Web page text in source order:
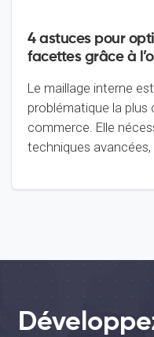
4 astuces pour
facettes grâce à
Le maillage interne
problématique la plus
commerce. Elle
techniques avancées,